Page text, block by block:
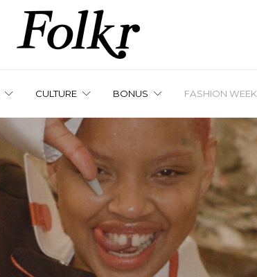
CULTURE BONUS FASHION WEEK